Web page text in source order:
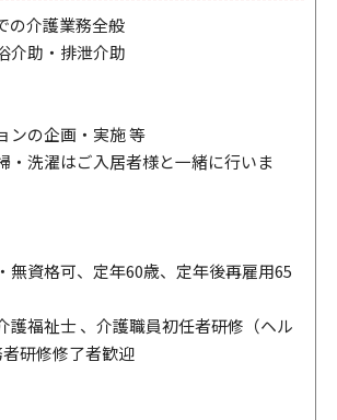
の介護業務全般
介助・排泄介助
ンの企画・実施 等
・洗濯はご入居者様と一緒に行いま
資格可、定年60歳、定年後再雇用65
護福祉士 、介護職員初任者研修（ヘル
研修修了者歓迎